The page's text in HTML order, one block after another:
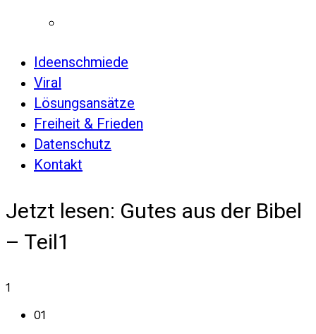
Ideenschmiede
Viral
Lösungsansätze
Freiheit & Frieden
Datenschutz
Kontakt
Jetzt lesen: Gutes aus der Bibel
– Teil1
1
01